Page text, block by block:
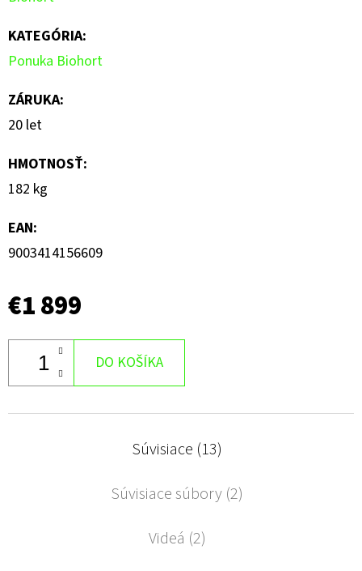
KATEGÓRIA:
Ponuka Biohort
ZÁRUKA:
20 let
HMOTNOSŤ:
182 kg
EAN:
9003414156609
€1 899
DO KOŠÍKA
Súvisiace (13)
Súvisiace súbory (2)
Videá (2)